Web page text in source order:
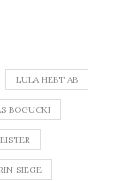
LULA HEBT AB
BOGUCKI
SIEGE